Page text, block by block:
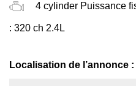
4 cylinder Puissance
: 320 ch 2.4L
Localisation de l’annonce :